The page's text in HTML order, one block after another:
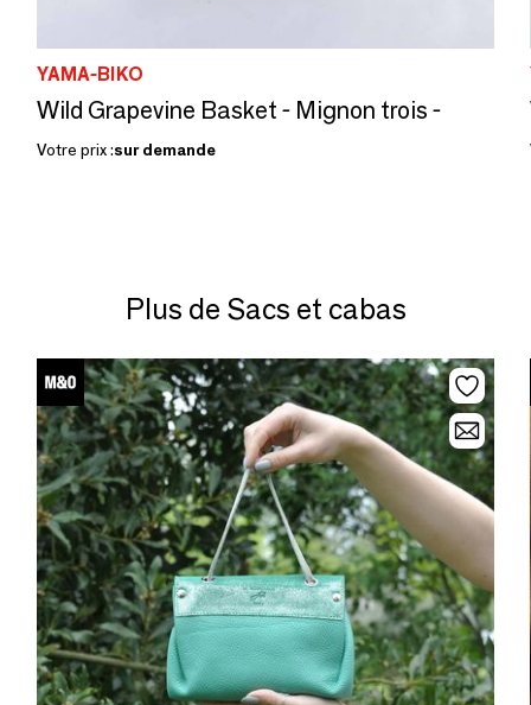
YAMA-BIKO
Wild Grapevine Basket - Mignon trois -
Votre prix :sur demande
Plus de Sacs et cabas